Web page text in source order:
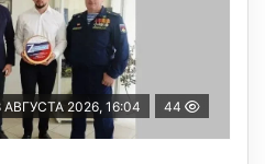
АВГУСТА 2026, 16:04 44